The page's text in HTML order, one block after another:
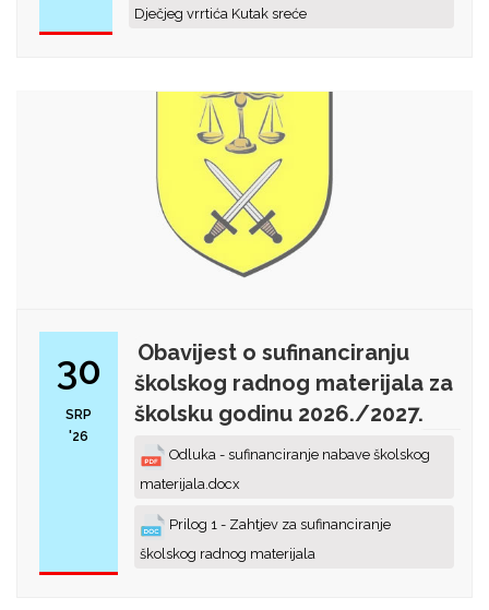
Dječjeg vrrtića Kutak sreće
30
SRP
'26
Obavijest o sufinanciranju
školskog radnog materijala za
školsku godinu 2026./2027.
Odluka - sufinanciranje nabave školskog
materijala.docx
Prilog 1 - Zahtjev za sufinanciranje
školskog radnog materijala